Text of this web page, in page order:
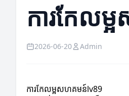
ការកែល
2026-06-20 Admin
ការកែលម្អសហគមន៍lv89